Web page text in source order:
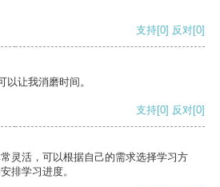
支持[0] 反对[0]
以让我消磨时间。
支持[0] 反对[0]
灵活，可以根据自己的需求选择学习方
排学习进度。